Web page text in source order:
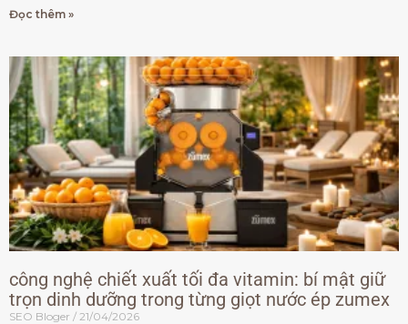
Đọc thêm »
công nghệ chiết xuất tối đa vitamin: bí mật giữ
trọn dinh dưỡng trong từng giọt nước ép zumex
SEO Bloger 21/04/2026